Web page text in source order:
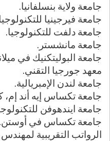
جامعة ولاية بنسلفانيا.
جامعة فيرجينيا
جامعة دلفت للتكنولوجيا.
جامعة مانشستر.
جامعة البوليتكنيك في
معهد جورجيا التقني.
جامعة لندن الإمبريالية.
جامعة تكساس إيه أند
جامعة ايندهوفن
جامعة تكساس في أوستن.
الرواتب التقريبية